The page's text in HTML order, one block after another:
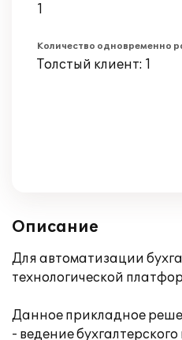
1
Количество одновременно
Толстый клиент: 1
Описание
Для автоматизации
технологической
Данное прикладное
- ведение